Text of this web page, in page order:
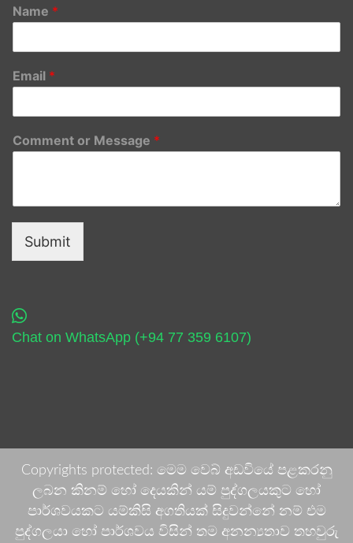
Name *
Email *
Comment or Message *
Submit
Chat on WhatsApp (+94 77 359 6107)
Copyrights protected: මෙම වෙබ් අඩවියේ පළකරනු
ලබන කිනම් හෝ දෙයකින් යම් පුද්ගලයකුට හෝ
පාර්ශවයකට යම්කිසි අගතියක් සිදුවන්නේ නම් එම
පුද්ගලයා හෝ පාර්ශවය විසින් තම අනන්‍යතාව තහවුරු